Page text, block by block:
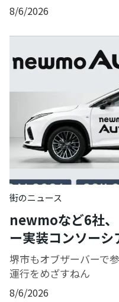
8/6/2026
街のニュース
newmoなど6社
ー実装コンソーシ
堺市もオブザーバーで
運行をめざすねん
8/6/2026